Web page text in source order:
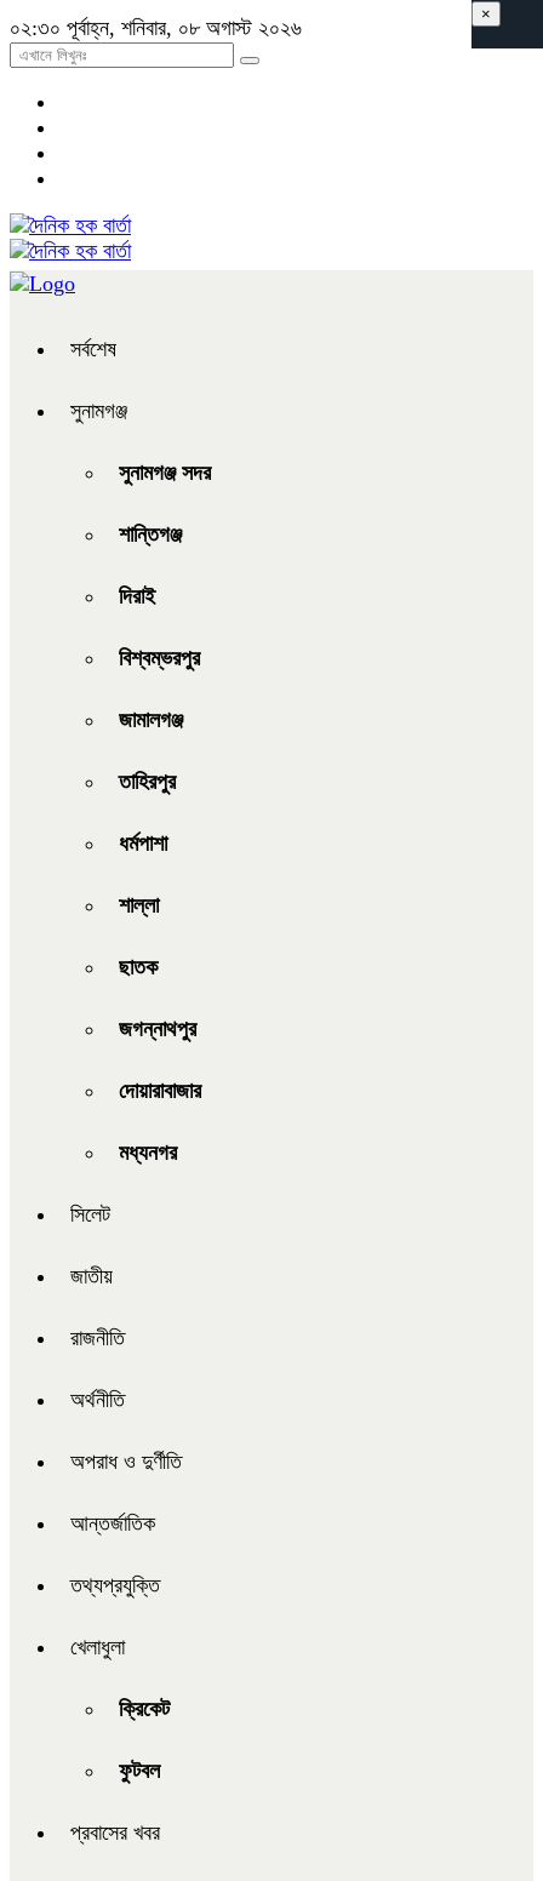
০২:৩০ পূর্বাহ্ন, শনিবার, ০৮ অগাস্ট ২০২৬
সর্বশেষ
সুনামগঞ্জ
সুনামগঞ্জ সদর
শান্তিগঞ্জ
দিরাই
বিশ্বম্ভরপুর
জামালগঞ্জ
তাহিরপুর
ধর্মপাশা
শাল্লা
ছাতক
জগন্নাথপুর
দোয়ারাবাজার
মধ্যনগর
সিলেট
জাতীয়
রাজনীতি
অর্থনীতি
অপরাধ ও দুর্ণীতি
আন্তর্জাতিক
তথ্যপ্রযুক্তি
খেলাধুলা
ক্রিকেট
ফুটবল
প্রবাসের খবর
×